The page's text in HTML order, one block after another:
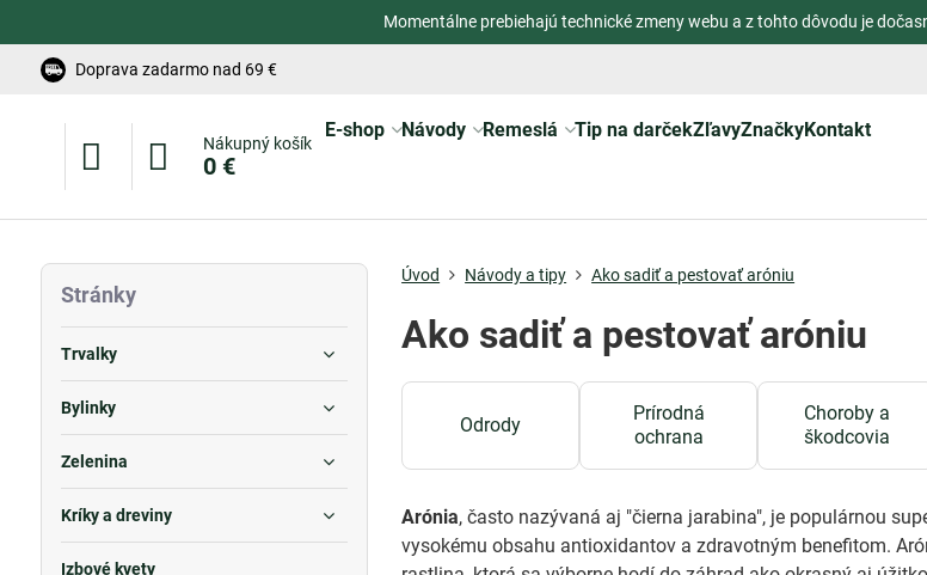
Momentálne prebiehajú technické zmeny webu a z tohto dôvodu je
Doprava zadarmo nad 69 €
Nákupný košík
0 €
E-shop Návody Remeslá Tip na darčekZľavyZnačkyKontakt
Úvod Návody a tipy Ako sadiť a pestovať aróniu
Ako sadiť a pestovať aróniu
Odrody
Prírodná
ochrana
Choroby a
škodcovia
Arónia, často nazývaná aj "čierna jarabina", je populárnou
vysokému obsahu antioxidantov a zdravotným benefitom.
Stránky
Trvalky
Bylinky
Zelenina
Kríky a dreviny
Izbové kvety